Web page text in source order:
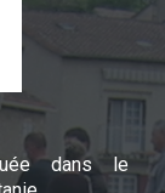
dans le